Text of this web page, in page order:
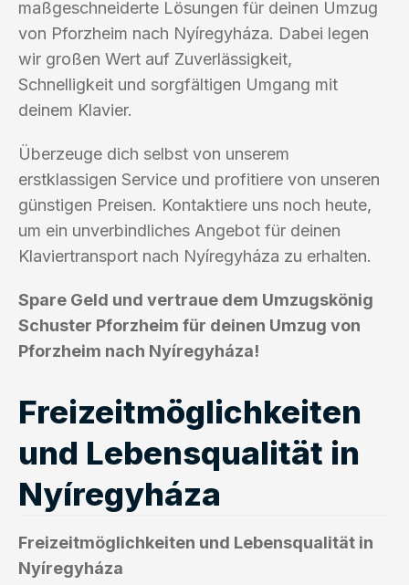
maßgeschneiderte Lösungen für deinen Umzug
von Pforzheim nach Nyíregyháza. Dabei legen
wir großen Wert auf Zuverlässigkeit,
Schnelligkeit und sorgfältigen Umgang mit
deinem Klavier.
Überzeuge dich selbst von unserem
erstklassigen Service und profitiere von unseren
günstigen Preisen. Kontaktiere uns noch heute,
um ein unverbindliches Angebot für deinen
Klaviertransport nach Nyíregyháza zu erhalten.
Spare Geld und vertraue dem Umzugskönig
Schuster Pforzheim für deinen Umzug von
Pforzheim nach Nyíregyháza!
Freizeitmöglichkeiten
und Lebensqualität in
Nyíregyháza
Freizeitmöglichkeiten und Lebensqualität in
Nyíregyháza